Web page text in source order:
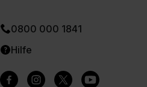
0800 000 1841
Hilfe